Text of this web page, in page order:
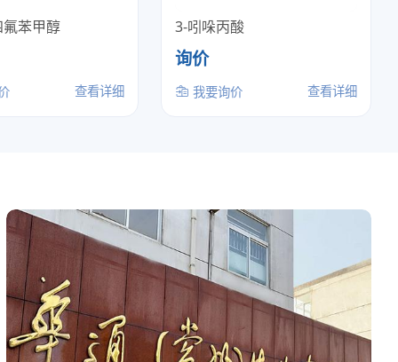
苯甲醇
查看详细
3-吲哚丙酸
询价
我要询价 查看详细